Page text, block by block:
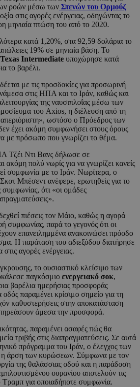
ροών μέσω των Στενών του Ορμούζ
στις αγορές ενέργειας, οδηγώντας το
μηνιαία πτώση του από το 2020.
κατά 1,20%, στα 92,59 δολάρια το
19% σε μηνιαία βάση. Το
Intermediate υποχώρησε κατά
το βαρέλι.
με τις προσδοκίες για προσωρινή
στις ΗΠΑ και το Ιράν, καθώς και
της ναυσιπλοΐας μέσω των
του Axios, η διέλευση από τη
ωστόσο ο Πρόεδρος των
έχει ακόμη συμφωνήσει στους όρους
με πρόσωπο που γνωρίζει το θέμα.
Τζέι Ντι Βανς δήλωσε σε
ακόμη πολύ νωρίς για να γνωρίζει κανείς
συμφωνία με το Ιράν. Νωρίτερα, ο
Μπέσεντ ανέφερε, ερωτηθείς για το
ότι «οι ομάδες
πιέσεις τον Μάιο, καθώς η αγορά
συμφωνίας, παρά το γεγονός ότι οι
επανειλημμένα ανακοινώσει πρόοδο
Η παράταση του αδιεξόδου διατήρησε
αγορές ενέργειας.
το ουσιαστικό κλείσιμο των
παγκόσμιο ενεργειακό σοκ,
βαρέλια ημερήσιας προσφοράς
παραμένει κρίσιμο σημείο για τη
καθυστερήσεις στην αποκατάσταση
άμεσα την προσφορά.
παραμένει ασαφές πώς θα
τριβής στις διαπραγματεύσεις. Σε αυτά
πρόγραμμα του Ιράν, ο έλεγχος των
η άρση των κυρώσεων. Σύμφωνα με τον
της θαλάσσιας οδού και η παράδοση
ουρανίου αποτελούν τις
Τραμπ για οποιαδήποτε συμφωνία.